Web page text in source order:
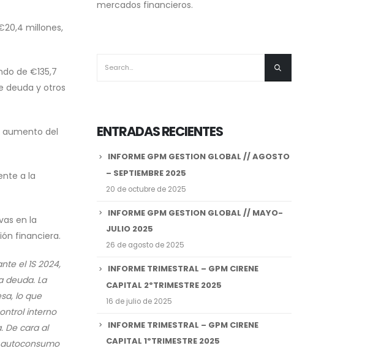
millones,
de €135,7
deuda y otros
aumento del
a la
en la
financiera.
el 1S 2024,
deuda. La
lo que
interno
De cara al
mercados financieros.
ENTRADAS RECIENTES
INFORME GPM GESTION GLOBAL // AGOSTO
– SEPTIEMBRE 2025
20 de octubre de 2025
INFORME GPM GESTION GLOBAL // MAYO-
JULIO 2025
26 de agosto de 2025
INFORME TRIMESTRAL – GPM CIRENE
CAPITAL 2ºTRIMESTRE 2025
16 de julio de 2025
INFORME TRIMESTRAL – GPM CIRENE
CAPITAL 1ºTRIMESTRE 2025